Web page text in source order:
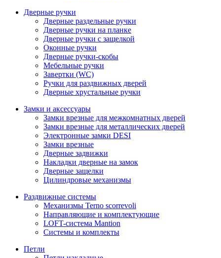
Дверные ручки
Дверные раздельные ручки
Дверные ручки на планке
Дверные ручки с защелкой
Оконные ручки
Дверные ручки-скобы
Мебельные ручки
Завертки (WC)
Ручки для раздвижных дверей
Дверные хрустальные ручки
Замки и аксессуары
Замки врезные для межкомнатных дверей
Замки врезные для металлических дверей
Электронные замки DESI
Замки врезные
Дверные задвижки
Накладки дверные на замок
Дверные защелки
Цилиндровые механизмы
Раздвижные системы
Механизмы Terno scorrevoli
Направляющие и комплектующие
LOFT-cистема Mantion
Системы и комплекты
Петли